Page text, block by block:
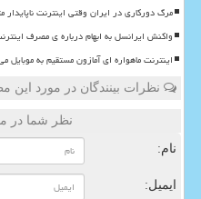
مرگ دورکاری در ایران وقتی اینترنت
واکنش ایرانسل به ابهام درباره ی مصرف
اینترنت ماهواره ای آمازون مستقیم به موبایل
نظرات بینندگان در مورد این
نظر شما در
نام:
ایمیل: